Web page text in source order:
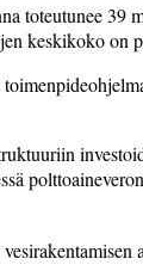
toteutunee 39
keskikoko